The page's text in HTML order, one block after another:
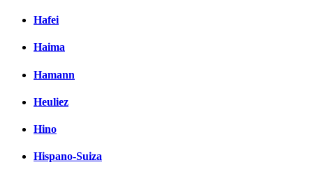
Hafei
Haima
Hamann
Heuliez
Hino
Hispano-Suiza